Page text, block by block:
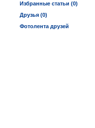
Избранные статьи (0)
Друзья (0)
Фотолента друзей